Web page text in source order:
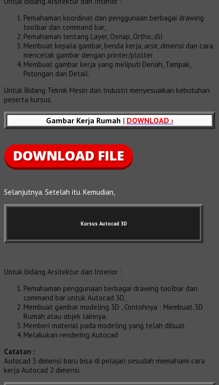
Pemahaman koordinat dan penggunaan berbagai drawing
toolbar dan command bar,
Pemahaman tentang Layer, Osnap, Ortho, dll
Membuat kepala gambar, benda kerja, arsir, dimensi dan cara
mencetak gambar dengan printer/plotter
Membuat gambar kerja yang meliputi Denah, Tampak,
Potongan dan Detail.
Untuk Bidang Teknik Mesin dan Industri menyesuaikan kebutuhan
peserta kursus.
Gambar Kerja Rumah | DOWNLOAD ›
Selanjutnya. Setelah itu. Kemudian,
Kursus Autocad 3D
Untuk bidang Arsitektur dan Interior :
Pemahaman penggunaan berbagai drawing toolbar dan
command bar untuk Autocad 3D,
Membuat gambar modeling 3D , Contohnya : Membuat 3D
Rumah atau objek lainnya.
Memberi material pada modeling yang telah dibuat.
Melakukan rendering Autocad
Catatan :
Autocad 3 dimensi baru bisa di pelajari sesudah memahami cara
kerja Autocad 2 dimensi.